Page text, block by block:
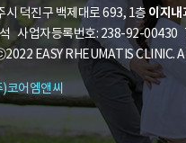
시 덕진구 백제대로 693, 1층 이지내
석 사업자등록번호: 238-92-
EASY RHEUMATIS CLINIC.
코어엠앤씨